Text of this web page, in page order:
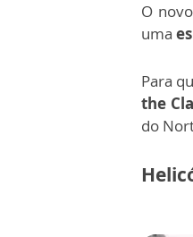
O
uma
Para
the
do